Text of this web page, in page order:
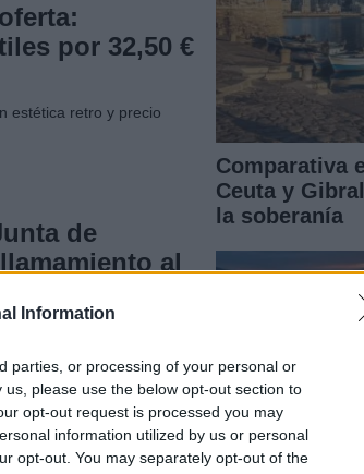
Information
parties, or processing of your personal or
please use the below opt-out section to
opt-out request is processed you may
information utilized by us or personal
opt-out. You may separately opt-out of the
por 32,50 €
estética retro y precio
de
al
posesión que los
sujetos a oscilaciones
la
Comparativa
Ceuta y
la soberanía